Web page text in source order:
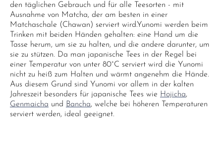
den täglichen Gebrauch und für alle Teesorten - mit
Ausnahme von Matcha, der am besten in einer
Matchaschale (Chawan) serviert wird.Yunomi werden beim
Trinken mit beiden Händen gehalten: eine Hand um die
Tasse herum, um sie zu halten, und die andere darunter, um
sie zu stützen. Da man japanische Tees in der Regel bei
einer Temperatur von unter 80°C serviert wird die Yunomi
nicht zu heiß zum Halten und wärmt angenehm die Hände.
Aus diesem Grund sind Yunomi vor allem in der kalten
Jahreszeit besonders für japanische Tees wie Hojicha,
Genmaicha und Bancha, welche bei höheren Temperaturen
serviert werden, ideal geeignet.